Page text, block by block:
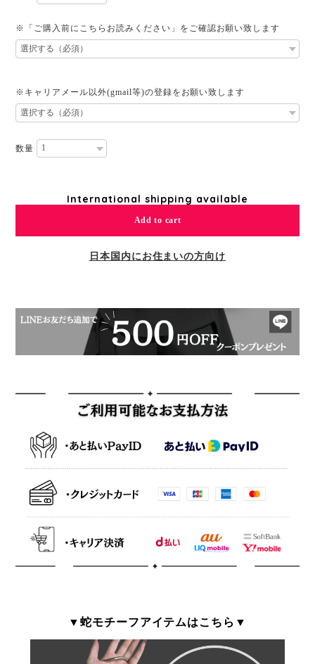
※「ご購入前にこちらお読みください」をご確認お願い致します
※キャリアメール以外(gmail等)の登録をお願い致します
数量
International shipping available
Add to cart
日本国内にお住まいの方向け
▼蛇モチーフアイテムはこちら▼